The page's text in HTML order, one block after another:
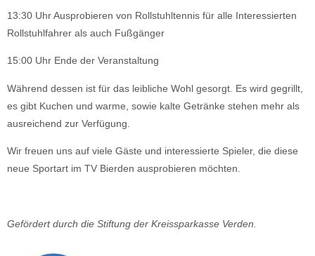
13:30 Uhr Ausprobieren von Rollstuhltennis für alle Interessierten
Rollstuhlfahrer als auch Fußgänger
15:00 Uhr Ende der Veranstaltung
Während dessen ist für das leibliche Wohl gesorgt. Es wird gegrillt,
es gibt Kuchen und warme, sowie kalte Getränke stehen mehr als
ausreichend zur Verfügung.
Wir freuen uns auf viele Gäste und interessierte Spieler, die diese
neue Sportart im TV Bierden ausprobieren möchten.
Gefördert durch die Stiftung der Kreissparkasse Verden.